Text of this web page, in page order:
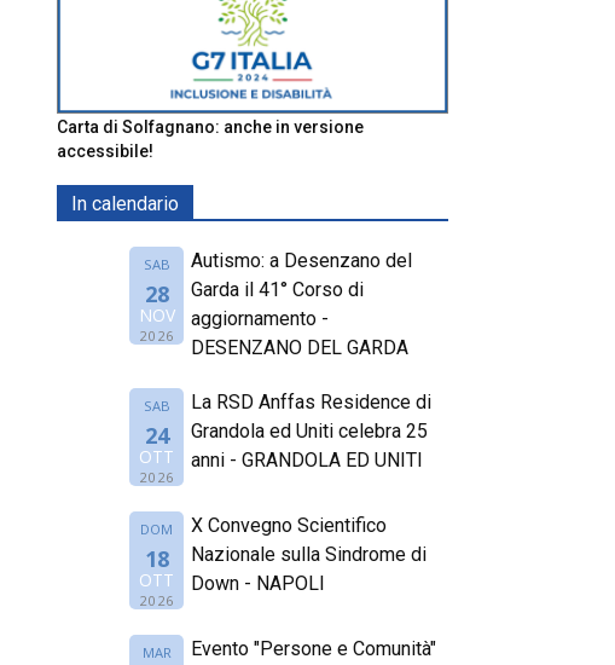
Carta di Solfagnano: anche in versione
accessibile!
In calendario
SAB
28
NOV
2026
Autismo: a Desenzano del
Garda il 41° Corso di
aggiornamento -
DESENZANO DEL GARDA
SAB
24
OTT
2026
La RSD Anffas Residence di
Grandola ed Uniti celebra 25
anni - GRANDOLA ED UNITI
DOM
18
OTT
2026
X Convegno Scientifico
Nazionale sulla Sindrome di
Down - NAPOLI
MAR
Evento "Persone e Comunità"